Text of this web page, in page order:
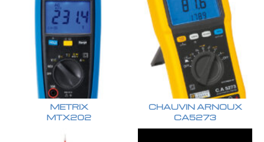
METRIX
MTX202
CHAUVIN ARNOUX
CA5273